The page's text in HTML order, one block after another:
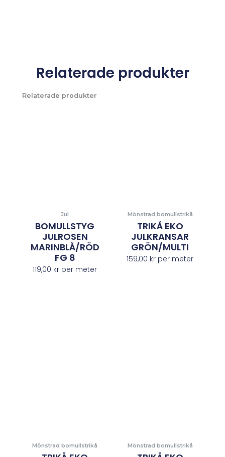
Relaterade produkter
Relaterade produkter
Jul
BOMULLSTYG
JULROSEN
MARINBLÅ/RÖD
FG 8
119,00 kr per meter
Mönstrad bomullstrikå
TRIKÅ EKO
JULKRANSAR
GRÖN/MULTI
159,00 kr per meter
Mönstrad bomullstrikå Mönstrad bomullstrikå